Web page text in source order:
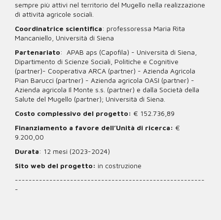
sempre più attivi nel territorio del Mugello nella realizzazione
di attività agricole sociali.
Coordinatrice scientifica: professoressa Maria Rita
Mancaniello, Università di Siena
Partenariato: APAB aps (Capofila) - Università di Siena,
Dipartimento di Scienze Sociali, Politiche e Cognitive
(partner)- Cooperativa ARCA (partner) - Azienda Agricola
Pian Barucci (partner) - Azienda agricola OASI (partner) -
Azienda agricola Il Monte s.s. (partner) e dalla Società della
Salute del Mugello (partner); Università di Siena.
Costo complessivo del progetto: € 152.736,89
Finanziamento a favore dell’Unità di ricerca: €
9.200,00
Durata: 12 mesi (2023-2024)
Sito web del progetto: in costruzione
-------------------------------------------------------
-